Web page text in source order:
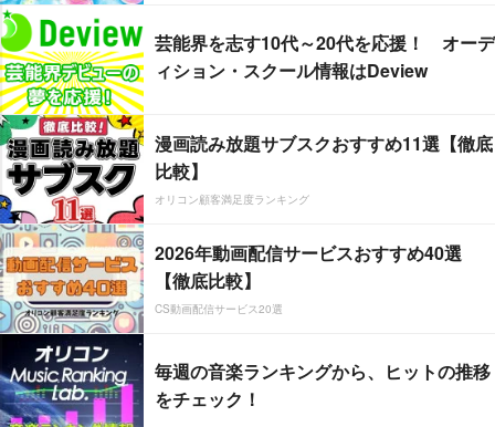
芸能界を志す10代～20代を応援！ オーデ
ィション・スクール情報はDeview
漫画読み放題サブスクおすすめ11選【徹底
比較】
オリコン顧客満足度ランキング
2026年動画配信サービスおすすめ40選
【徹底比較】
CS動画配信サービス20選
毎週の音楽ランキングから、ヒットの推移
をチェック！